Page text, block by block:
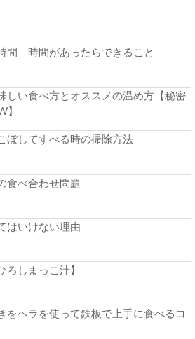
間 時間があったらできること
しい食べ方とオススメの温め方【秘密
】
ぼしてすべる時の掃除方法
食べ合わせ問題
はいけない理由
ろしまっこ汁】
をヘラを使って鉄板で上手に食べるコ